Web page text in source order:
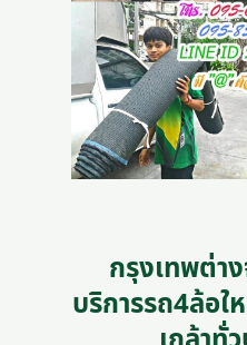
กรุงเทพต่าง
บริการรถ4ล้อใ